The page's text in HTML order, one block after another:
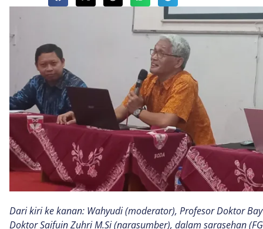
Dari kiri ke kanan: Wahyudi (moderator), Profesor Doktor
Doktor Saifuin Zuhri M.Si (narasumber), dalam sarasehan